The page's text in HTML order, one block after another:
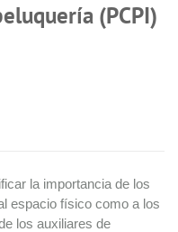
(PCPI)
la importancia de los
espacio físico como a los
los auxiliares de